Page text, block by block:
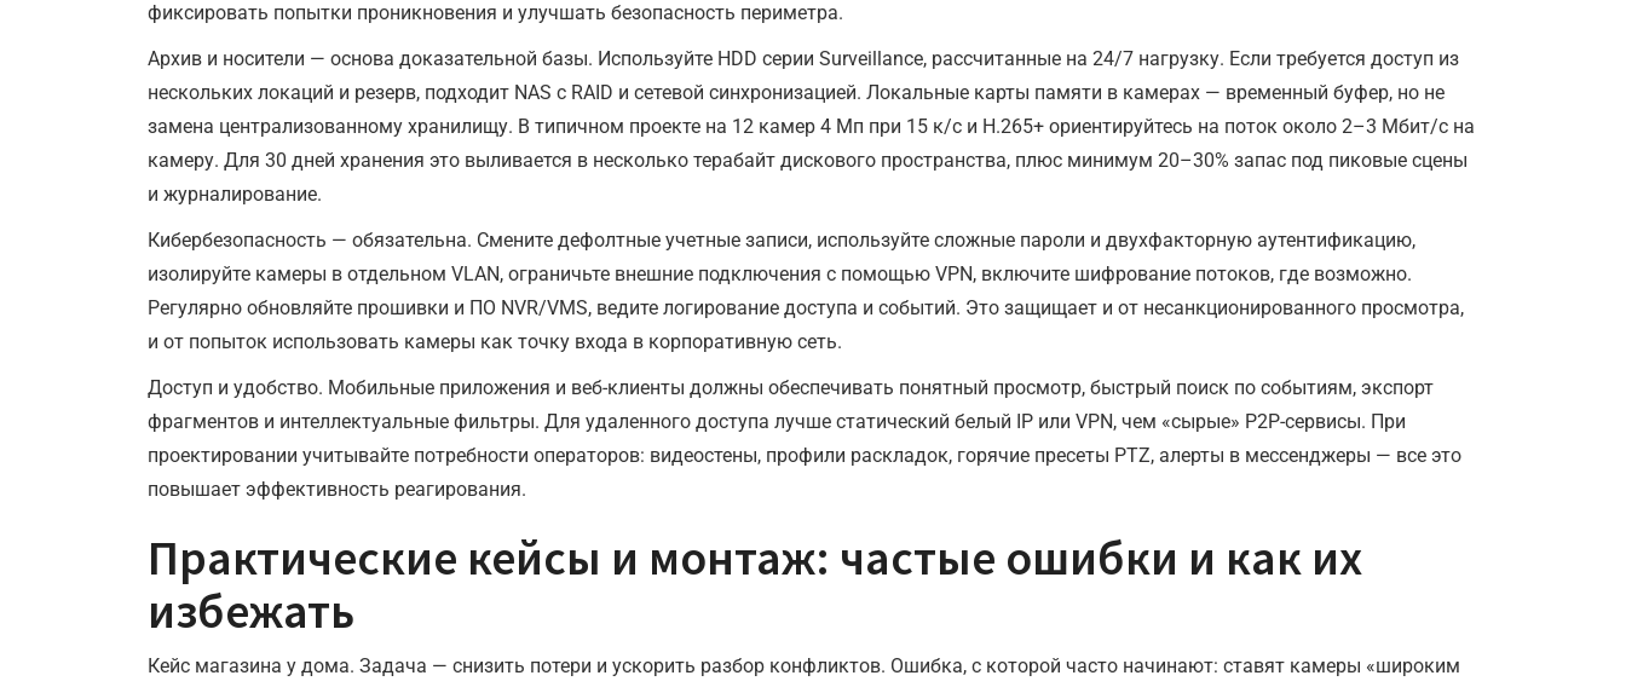
фиксировать попытки проникновения и улучшать безопасность периметра.
Архив и носители — основа доказательной базы. Используйте HDD серии Surveillance, рассчитанные на 24/7 нагрузку. Если требуется доступ из
нескольких локаций и резерв, подходит NAS с RAID и сетевой синхронизацией. Локальные карты памяти в камерах — временный буфер, но не
замена централизованному хранилищу. В типичном проекте на 12 камер 4 Мп при 15 к/с и H.265+ ориентируйтесь на поток около 2–3 Мбит/с на
камеру. Для 30 дней хранения это выливается в несколько терабайт дискового пространства, плюс минимум 20–30% запас под пиковые сцены
и журналирование.
Кибербезопасность — обязательна. Смените дефолтные учетные записи, используйте сложные пароли и двухфакторную аутентификацию,
изолируйте камеры в отдельном VLAN, ограничьте внешние подключения с помощью VPN, включите шифрование потоков, где возможно.
Регулярно обновляйте прошивки и ПО NVR/VMS, ведите логирование доступа и событий. Это защищает и от несанкционированного просмотра,
и от попыток использовать камеры как точку входа в корпоративную сеть.
Доступ и удобство. Мобильные приложения и веб-клиенты должны обеспечивать понятный просмотр, быстрый поиск по событиям, экспорт
фрагментов и интеллектуальные фильтры. Для удаленного доступа лучше статический белый IP или VPN, чем «сырые» P2P-сервисы. При
проектировании учитывайте потребности операторов: видеостены, профили раскладок, горячие пресеты PTZ, алерты в мессенджеры — все это
повышает эффективность реагирования.
Практические кейсы и монтаж: частые ошибки и как их
избежать
Кейс магазина у дома. Задача — снизить потери и ускорить разбор конфликтов. Ошибка, с которой часто начинают: ставят камеры «широким